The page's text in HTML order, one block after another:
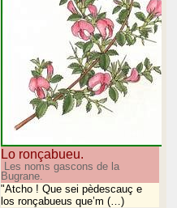
Lo ronçabueu.
Les noms gascons de la
Bugrane.
"Atcho ! Que sei pèdescauç e
los ronçabueus que’m (…)